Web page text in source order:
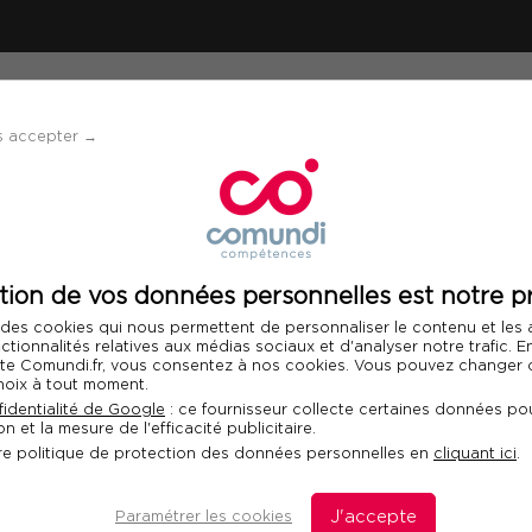
accepter →
de vos données personnelles est notre
cookies qui nous permettent de personnaliser le contenu et les
relatives aux médias sociaux et d'analyser notre trafic.
Comundi.fr, vous consentez à nos cookies. Vous pouvez changer
à tout moment.
de Google : ce fournisseur collecte certaines données
et la mesure de l'efficacité publicitaire.
politique de protection des données personnelles en cliquant ici.
Paramétrer les cookies J'accepte
Concevoir et piloter une stratégie de marketing et communication digitale à
Télécharger le programme
et piloter
et
à l'ère de l'IA
En